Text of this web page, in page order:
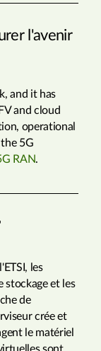
l'avenir
and it has
and cloud
operational
5G
RAN.
les
stockage et les
de
crée et
le matériel